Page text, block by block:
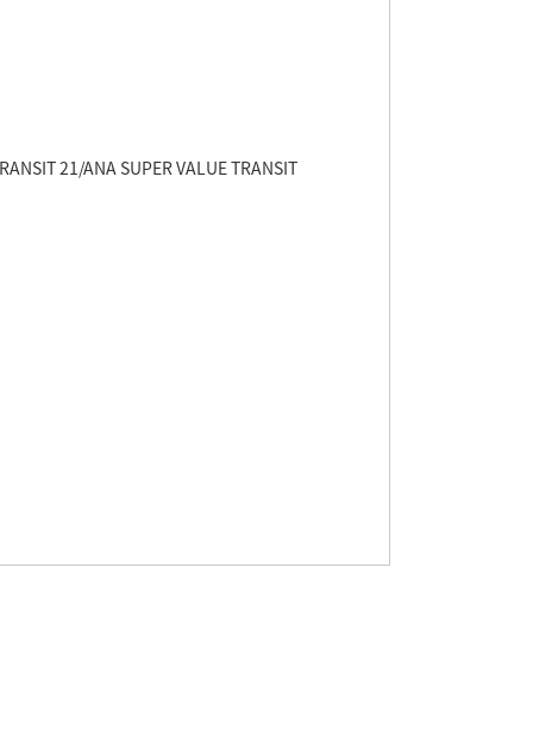
21/ANA SUPER VALUE TRANSIT
21/ANA SUPER VALUE TRANSIT
21/ANA SUPER VALUE TRANSIT
SUPER VALUE 55/ANA SUPER VALUE